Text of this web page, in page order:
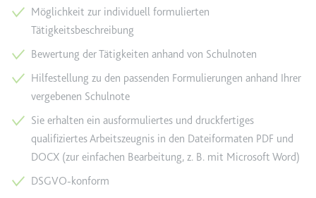
Anbieter:
smartlaw.de
Google Analytics über das Gerät
und das Verhalten des Besuchers
zu senden. Erfasst den Besucher
über Geräte und Marketingkanäle
hinweg.
Ablauf:
2 Jahre
Typ:
HTTP-Cookie
gesehen hat, zu behalten.
Ablauf:
Sitzung
Typ:
HTTP-Cookie
Möglichkeit zur individuell formulierten
Tätigkeitsbeschreibung
Bewertung der Tätigkeiten anhand von Schulnoten
Hilfestellung zu den passenden Formulierungen anhand Ihrer
vergebenen Schulnote
Sie erhalten ein ausformuliertes und druckfertiges
qualifiziertes Arbeitszeugnis in den Dateiformaten PDF und
DOCX (zur einfachen Bearbeitung, z. B. mit Microsoft Word)
DSGVO-konform